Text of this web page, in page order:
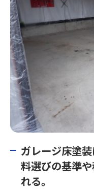
ガレージ床塗
料選びの基準
れる。